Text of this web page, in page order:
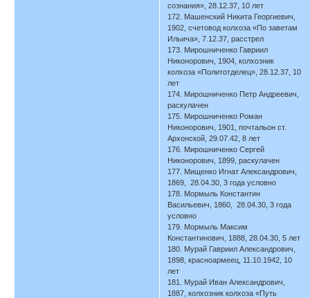
сознания», 28.12.37, 10 лет
172. Машенский Никита Георгиевич,
1902, счетовод колхоза «По заветам
Ильича», 7.12.37, расстрел
173. Мирошниченко Гавриил
Никонорович, 1904, колхозник
колхоза «Политотделец», 28.12.37, 10
лет
174. Мирошниченко Петр Андреевич,
раскулачен
175. Мирошниченко Роман
Никонорович, 1901, почтальон ст.
Архонской, 29.07.42, 8 лет
176. Мирошниченко Сергей
Никонорович, 1899, раскулачен
177. Мищенко Игнат Александрович,
1869, 28.04.30, 3 года условно
178. Мормыль Константин
Васильевич, 1860, 28.04.30, 3 года
условно
179. Мормыль Максим
Константинович, 1888, 28.04.30, 5 лет
180. Мурай Гавриил Александрович,
1898, красноармеец, 11.10.1942, 10
лет
181. Мурай Иван Александрович,
1887, колхозник колхоза «Путь